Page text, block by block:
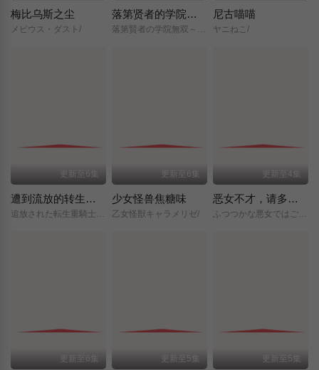
梅比乌斯之尘
メビウス・ダスト/
落第贤者的学院无双～第二次转生的S级开外挂魔术师冒险录～
落第賢者の学院無双～二度目の転生、Sランクチート魔術師冒険録～/
尼古喵喵
ヤニねこ/
更新至6集
遭到流放的转生重骑士凭借游戏知识大开无双
追放された転生重騎士はゲーム知識で無双する/
更新至6集
少女怪兽焦糖味
乙女怪獣キャラメリゼ/
更新至4集
恶女不才，请多关照 ～雏宫蝶鼠换身传～
ふつつかな悪女ではございますが/～雛宮蝶鼠とりかえ伝～/
更新至6集 更新至5集 更新至5集